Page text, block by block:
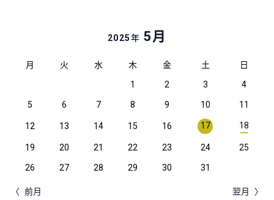
2025年 5 月
月 火 水 木 金 土 日
1 2 3 4
5 6 7 8 9 10 11
12 13 14 15 16 17 18
19 20 21 22 23 24 25
26 27 28 29 30 31
前月 翌月